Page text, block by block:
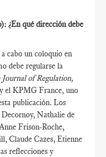
¿En qué dirección debe
cabo un coloquio en
debe regularse la
Journal of Regulation,
el KPMG France, uno
publicación. Los
Nathalie de
Frison-Roche,
Claude Cazes, Etienne
reflecciones y